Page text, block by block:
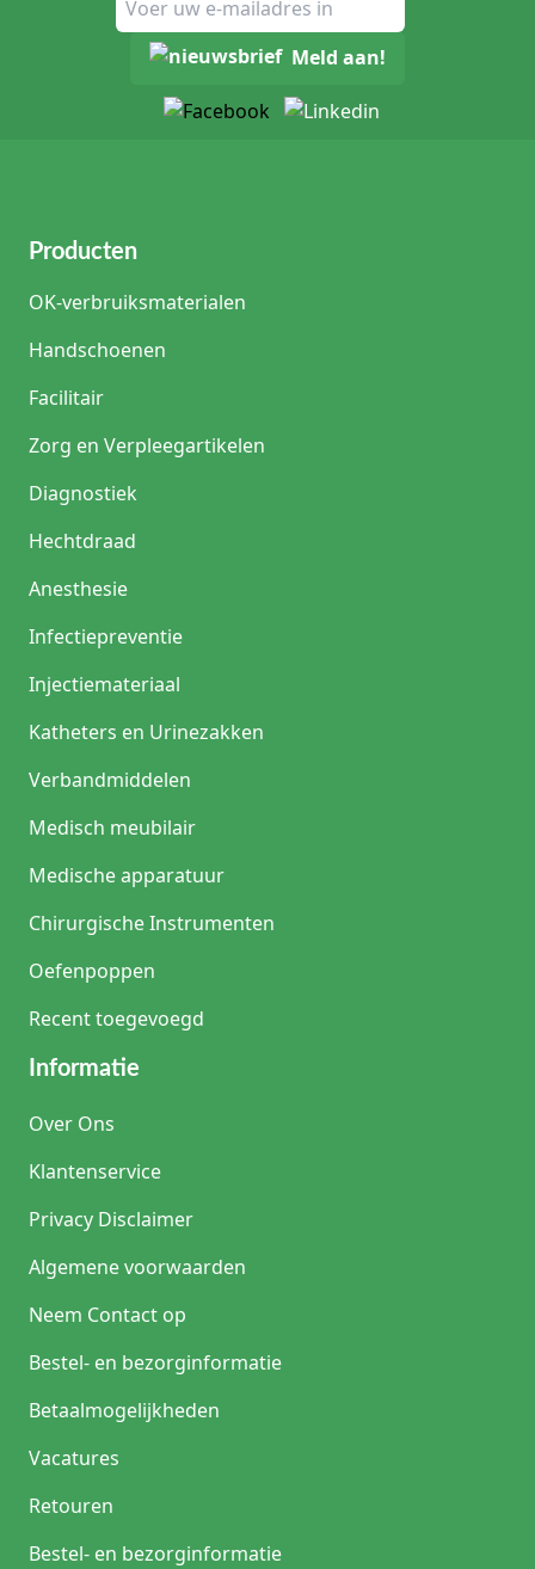
Meld aan!
Producten
OK-verbruiksmaterialen
Handschoenen
Facilitair
Zorg en Verpleegartikelen
Diagnostiek
Hechtdraad
Anesthesie
Infectiepreventie
Injectiemateriaal
Katheters en Urinezakken
Verbandmiddelen
Medisch meubilair
Medische apparatuur
Chirurgische Instrumenten
Oefenpoppen
Recent toegevoegd
Informatie
Over Ons
Klantenservice
Privacy Disclaimer
Algemene voorwaarden
Neem Contact op
Bestel- en bezorginformatie
Betaalmogelijkheden
Vacatures
Retouren
Bestel- en bezorginformatie